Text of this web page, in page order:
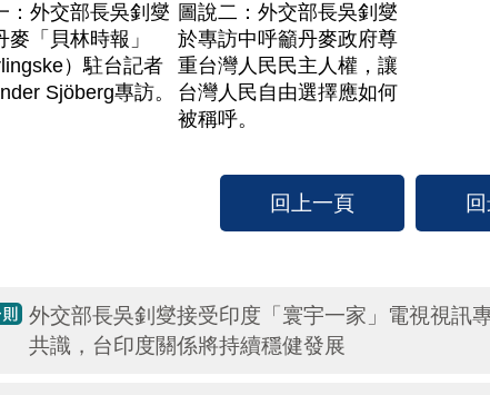
：外交部長吳釗燮
麥「貝林時報」
）駐台記者
Sjöberg專訪。
圖說二：外交部長吳釗燮
於專訪中呼籲丹麥政府尊
重台灣人民民主人權，讓
台灣人民自由選擇應如何
被稱呼。
回上一頁
外交部長吳釗燮接受印度「寰宇一家」電視視訊
共識，台印度關係將持續穩健發展